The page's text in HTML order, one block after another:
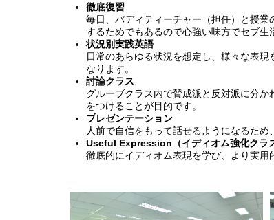
徹底復習
毎日、バディティーチャー（担任）と授
するためでもあるので心強い味方でセブ生
状況別実践英語
日常のあらゆる状況を想定し、様々な表
なります。
討論クラス
グルーブクラス内で賛成派と反対派に分
をつけることが目的です。
プレゼンテーション
人前で自信をもって話せるようになるため
Useful Expression（イディオム強化クラ
徹底的にイディオム表現を学び、より実用